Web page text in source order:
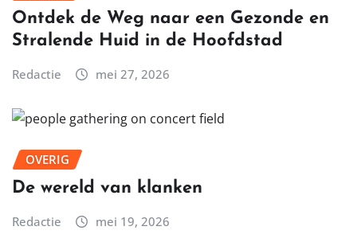
Ontdek de Weg naar een Gezonde en
Stralende Huid in de Hoofdstad
Redactie mei 27, 2026
OVERIG
De wereld van klanken
Redactie mei 19, 2026